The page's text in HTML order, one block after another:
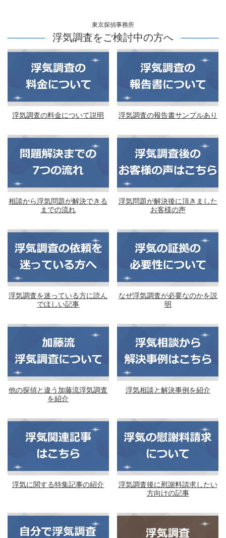
東京探偵事務所
浮気調査をご検討中の方へ
浮気調査の料金について説明 浮気調査の報告書サンプルあり
相談から浮気問題が解決できる
までの流れ
浮気問題が解決後に頂きました
お客様の声
浮気調査を迷っている方に読ん
でほしい記事
なぜ浮気調査が必要なのかを説
明
他の探偵と違う加藤流浮気調査
を紹介
浮気相談と解決事例を紹介
浮気に関する特集記事の紹介
浮気調査後に慰謝料請求したい
方向けの記事